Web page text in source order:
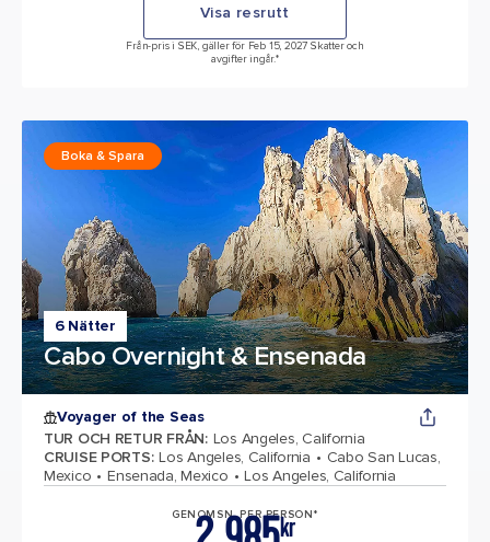
Visa resrutt
Från-pris i SEK, gäller för Feb 15, 2027 Skatter och
avgifter ingår.*
6 Nätter
Cabo Overnight & Ensenada
Boka & Spara
Voyager of the Seas
TUR OCH RETUR FRÅN: Los Angeles, California
CRUISE PORTS: Los Angeles, California
Cabo San Lucas,
Mexico
Ensenada, Mexico Los Angeles, California
GENOMSN. PER PERSON*
kr